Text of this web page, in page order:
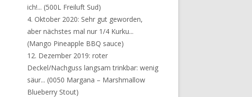
ich!... (500L Freiluft Sud)
4. Oktober 2020: Sehr gut geworden,
aber nächstes mal nur 1/4 Kurku...
(Mango Pineapple BBQ sauce)
12. Dezember 2019:roter
Deckel/Nachguss langsam trinkbar: wenig
säur... (0050 Margana – Marshmallow
Blueberry Stout)